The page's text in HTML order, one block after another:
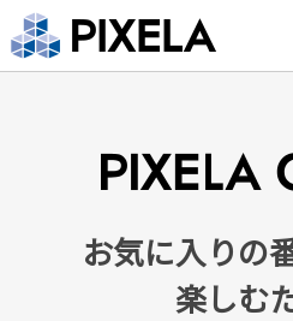
お気に入りの
楽しむ